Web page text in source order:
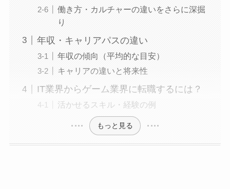
働き方・カルチャーの違いをさらに深掘
り
年収・キャリアパスの違い
年収の傾向（平均的な目安）
キャリアの違いと将来性
IT業界からゲーム業界に転職するには？
活かせるスキル・経験の例
もっと見る